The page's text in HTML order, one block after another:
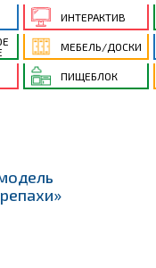
ИНТЕРАКТИВ
МЕБЕЛЬ/ДОСКИ
ПИЩЕБЛОК